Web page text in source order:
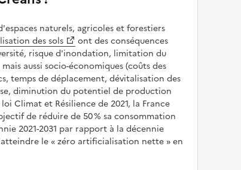
naturels, agricoles et forestiers
des sols
ont des conséquences
risque d'inondation, limitation du
aussi socio-économiques (coûts des
temps de déplacement, dévitalisation des
diminution du potentiel de production
Climat et Résilience de 2021, la France
de réduire de 50 % sa consommation
2021-2031 par rapport à la décennie
le zéro artificialisation nette en